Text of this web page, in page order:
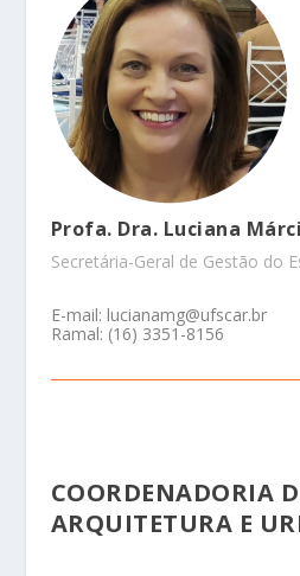
Profa. Dra. Luciana
Secretária-Geral de Gestão do
E-mail: lucianamg@ufscar.br
Ramal: (16) 3351-8156
COORDENADORIA
ARQUITETURA E